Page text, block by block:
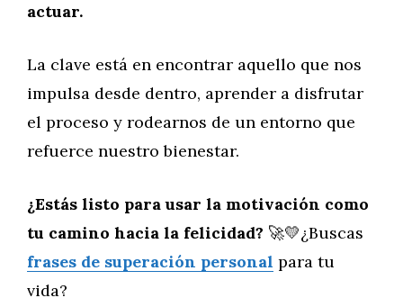
actuar.
La clave está en encontrar aquello que nos
impulsa desde dentro, aprender a disfrutar
el proceso y rodearnos de un entorno que
refuerce nuestro bienestar.
¿Estás listo para usar la motivación como
tu camino hacia la felicidad? 🚀💛¿Buscas
frases de superación personal para tu
vida?